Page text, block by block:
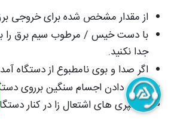
از مقدار مشخص شده برای خروجی
با دست خیس / مرطوب سیم برق را
جدا نکنید.
اگر صدا و بوی نامطبوع از دستگاه
از قرار دادن اجسام سنگین برروی
از اسپری های اشتعال زا در کنار